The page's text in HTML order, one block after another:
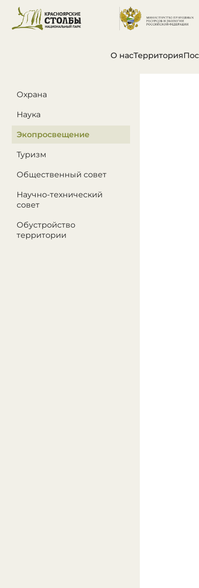
О насТерритория
В этом разделе
Охрана
Наука
Экопросвещение
Туризм
Общественный совет
Научно-технический
совет
Обустройство
территории